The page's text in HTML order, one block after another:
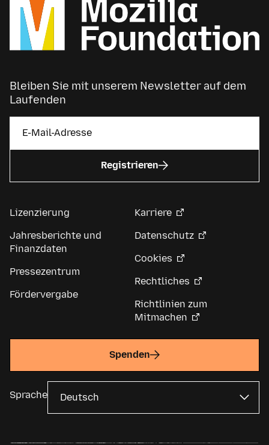
Bleiben Sie mit unserem Newsletter auf dem
Laufenden
Registrieren
Lizenzierung
Jahresberichte und
Finanzdaten
Pressezentrum
Fördervergabe
Karriere
Datenschutz
Cookies
Rechtliches
Richtlinien zum
Mitmachen
Spenden
Sprache